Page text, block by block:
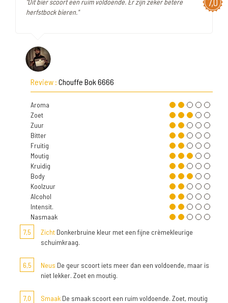
"Dit bier scoort een ruim voldoende. Er zijn zeker betere
herfstbock bieren."
Review : Chouffe Bok 6666
Aroma
Zoet
Zuur
Bitter
Fruitig
Moutig
Kruidig
Body
Koolzuur
Alcohol
Intensit.
Nasmaak
7,5
Zicht Donkerbruine kleur met een fijne crèmekleurige
schuimkraag.
6,5 Neus De geur scoort iets meer dan een voldoende, maar is
niet lekker. Zoet en moutig.
7,0 Smaak De smaak scoort een ruim voldoende. Zoet, moutig